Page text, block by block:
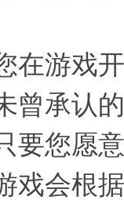
在游戏
曾承认
要您愿
戏会根